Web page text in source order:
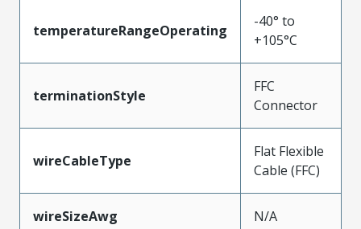
temperatureRangeOperating
-40° to
+105°C
terminationStyle
FFC
Connector
wireCableType
Flat Flexible
Cable (FFC)
wireSizeAwg N/A